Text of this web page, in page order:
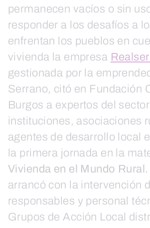
permanecen vacíos o sin
responder a los desafíos a
enfrentan los pueblos en
vivienda la empresa
gestionada por la
Serrano, citó en Fundación
Burgos a expertos del
instituciones, asociaciones
agentes de desarrollo local
la primera jornada en la
Vivienda en el Mundo Rural.
arrancó con la intervención
responsables y personal
Grupos de Acción Local